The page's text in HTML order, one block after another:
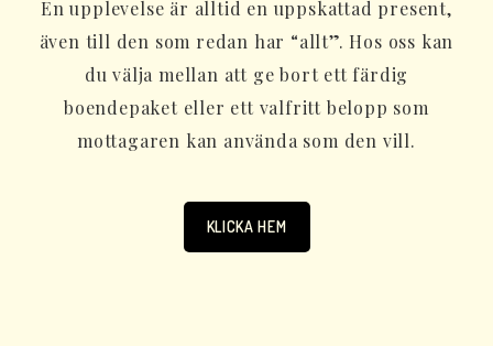
En upplevelse är alltid en uppskattad present,
även till den som redan har “allt”. Hos oss kan
du välja mellan att ge bort ett färdig
boendepaket eller ett valfritt belopp som
mottagaren kan använda som den vill.
KLICKA HEM